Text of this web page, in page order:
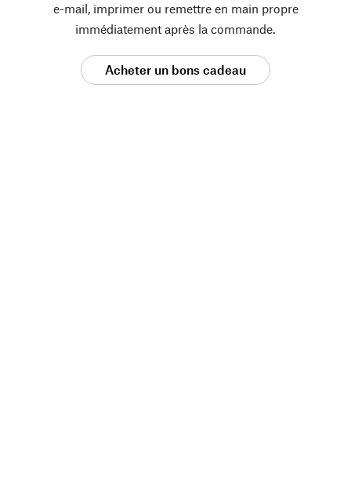
e-mail, imprimer ou remettre en main propre
immédiatement après la commande.
Acheter un bons cadeau